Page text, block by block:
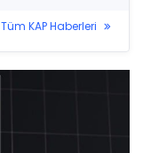
Tüm KAP Haberleri